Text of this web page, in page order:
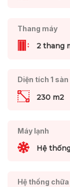
Thang máy
2 thang
Diện tích 1 sàn
230 m2
Máy lạnh
Hệ
Hệ thống